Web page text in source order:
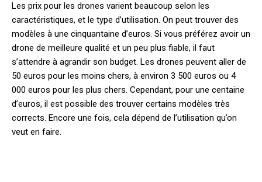
Les prix pour les drones varient beaucoup selon les
caractéristiques, et le type d’utilisation. On peut trouver des
modèles à une cinquantaine d’euros. Si vous préférez avoir un
drone de meilleure qualité et un peu plus fiable, il faut
s’attendre à agrandir son budget. Les drones peuvent aller de
50 euros pour les moins chers, à environ 3 500 euros ou 4
000 euros pour les plus chers. Cependant, pour une centaine
d’euros, il est possible des trouver certains modèles très
corrects. Encore une fois, cela dépend de l’utilisation qu’on
veut en faire.